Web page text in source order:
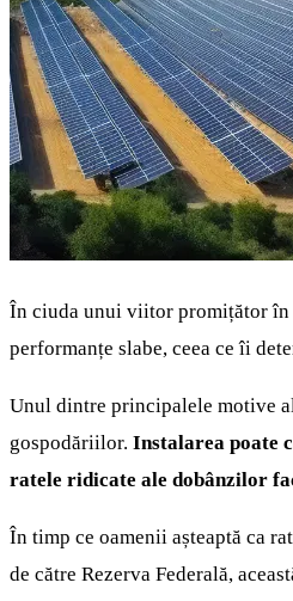
În ciuda unui viitor promițător în
performanțe slabe, ceea ce îi
Unul dintre principalele motive
gospodăriilor. Instalarea poate
ratele ridicate ale dobânzilor
În timp ce oamenii așteaptă ca
de către Rezerva Federală,